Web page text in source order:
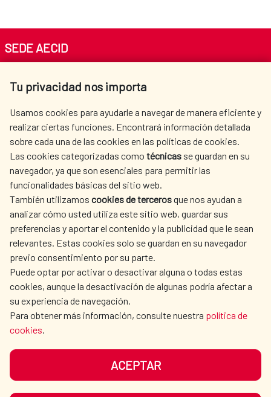
Tu privacidad nos importa
Usamos cookies para ayudarle a navegar de manera eficiente y
realizar ciertas funciones. Encontrará información detallada
sobre cada una de las cookies en las políticas de cookies.
Las cookies categorizadas como técnicas se guardan en su
navegador, ya que son esenciales para permitir las
funcionalidades básicas del sitio web.
También utilizamos cookies de tercerosque nos ayudan a
analizar cómo usted utiliza este sitio web, guardar sus
preferencias y aportar el contenido y la publicidad que le sean
relevantes. Estas cookies solo se guardan en su navegador
previo consentimiento por su parte.
Puede optar por activar o desactivar alguna o todas estas
cookies, aunque la desactivación de algunas podría afectar a
su experiencia de navegación.
Para obtener más información, consulte nuestra política de
cookies.
ACEPTAR
SEDE AECID
Tel. +34 900 20 30 54​​​​​​​
AECID
WHERE DO WE COOPERATE?
SPANISH HUMANITARIAN
ACTION
PRESS ROOM
CULTURE AND SCIENCE LIBRARY
OUR SOCIAL MEDIA
DATA PROTECTION
COOKIE POLICY
BROWSING GUIDE